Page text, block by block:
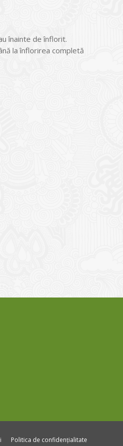
înainte de înflorit.
la înflorirea completă
Politica de confidențialitate